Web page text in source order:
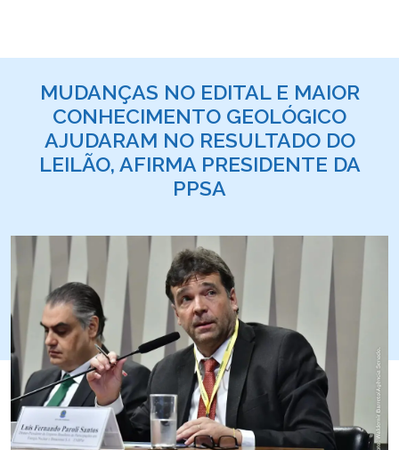
MUDANÇAS NO EDITAL E MAIOR
CONHECIMENTO GEOLÓGICO
AJUDARAM NO RESULTADO DO
LEILÃO, AFIRMA PRESIDENTE DA
PPSA